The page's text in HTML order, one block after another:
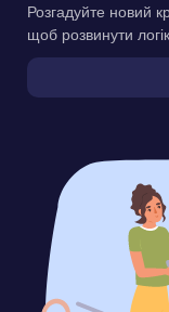
Розгадуйте новий
щоб розвинути